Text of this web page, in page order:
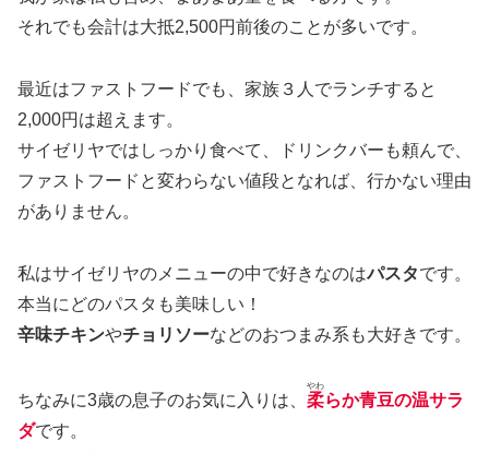
それでも会計は大抵2,500円前後のことが多いです。
最近はファストフードでも、家族３人でランチすると
2,000円は超えます。
サイゼリヤではしっかり食べて、ドリンクバーも頼んで、
ファストフードと変わらない値段となれば、行かない理由
がありません。
私はサイゼリヤのメニューの中で好きなのはパスタです。
本当にどのパスタも美味しい！
辛味チキンやチョリソーなどのおつまみ系も大好きです。
ちなみに3歳の息子のお気に入りは、 柔
やわ
らか青豆の温サラ
ダです。